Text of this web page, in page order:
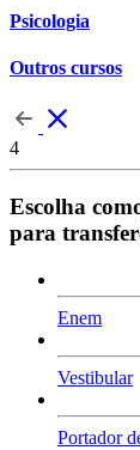
Psicologia
Outros cursos
4
Escolha
para
Enem
Vestibular
Portador